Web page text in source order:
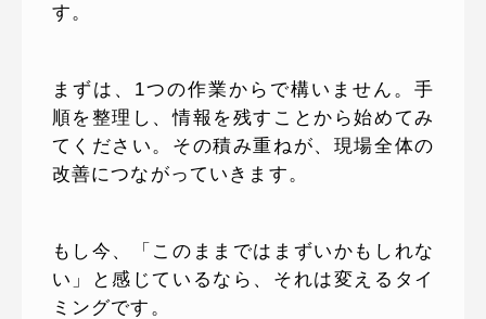
す。
まずは、1つの作業からで構いません。手
順を整理し、情報を残すことから始めてみ
てください。その積み重ねが、現場全体の
改善につながっていきます。
もし今、「このままではまずいかもしれな
い」と感じているなら、それは変えるタイ
ミングです。